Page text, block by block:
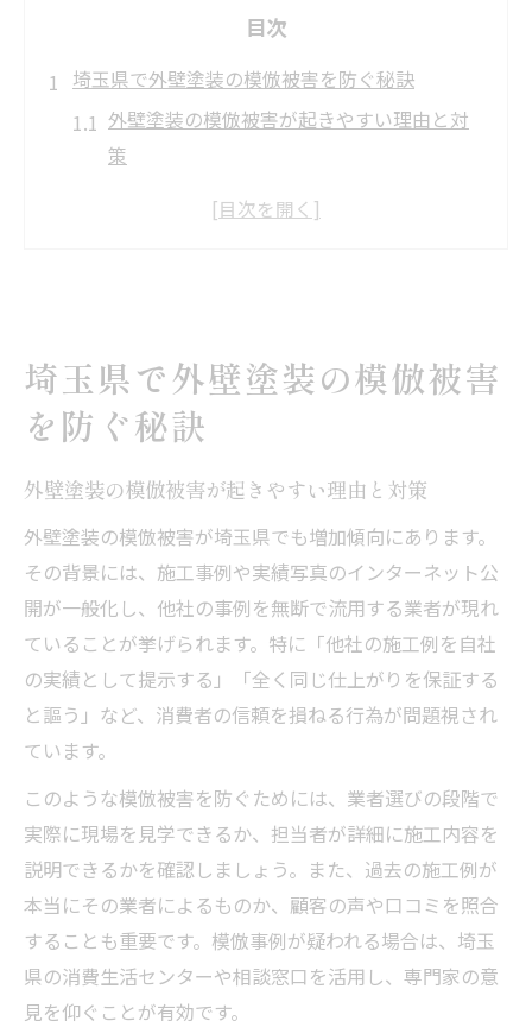
目次
埼玉県で外壁塗装の模倣被害を防ぐ秘訣
外壁塗装の模倣被害が起きやすい理由と対
策
埼玉県で安心できる外壁塗装業者の見分け
構え
埼玉県の外壁塗装で失敗しない注意点を解
信頼重視なら外壁塗装の実績を見抜く方法
外壁塗装の実績を正しく確認するポイント
模倣事例に惑わされない外壁塗装の見極め
術
埼玉県で評価される外壁塗装モデルの特徴
外壁塗装の施工例から信頼度を判断する方
法
模倣事例が多発する外壁塗装の注意点
埼玉県で多い外壁塗装のトラブル傾向を解
説
実例から学ぶ外壁塗装模倣の見分け方
外壁塗装のグレード別注意すべきポイント
埼玉県で外壁塗装の模倣被害
を防ぐ秘訣
外壁塗装の模倣被害が起きやすい理由と対策
外壁塗装の模倣被害が埼玉県でも増加傾向にあります。
その背景には、施工事例や実績写真のインターネット公
開が一般化し、他社の事例を無断で流用する業者が現れ
ていることが挙げられます。特に「他社の施工例を自社
の実績として提示する」「全く同じ仕上がりを保証する
と謳う」など、消費者の信頼を損ねる行為が問題視され
ています。
このような模倣被害を防ぐためには、業者選びの段階で
実際に現場を見学できるか、担当者が詳細に施工内容を
説明できるかを確認しましょう。また、過去の施工例が
本当にその業者によるものか、顧客の声や口コミを照合
することも重要です。模倣事例が疑われる場合は、埼玉
県の消費生活センターや相談窓口を活用し、専門家の意
見を仰ぐことが有効です。